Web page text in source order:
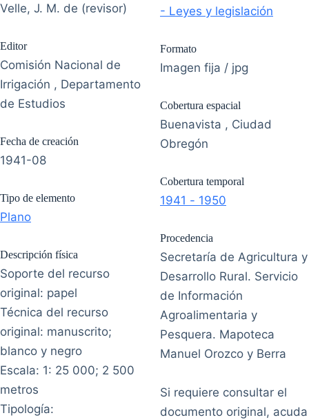
Velle, J. M. de (revisor)
Editor
Comisión Nacional de
Irrigación , Departamento
de Estudios
Fecha de creación
1941-08
Tipo de elemento
Plano
Descripción física
Soporte del recurso
original: papel
Técnica del recurso
original: manuscrito;
blanco y negro
Escala: 1: 25 000; 2 500
metros
Tipología:
- Leyes y legislación
Formato
Imagen fija / jpg
Cobertura espacial
Buenavista , Ciudad
Obregón
Cobertura temporal
1941 - 1950
Procedencia
Secretaría de Agricultura y
Desarrollo Rural. Servicio
de Información
Agroalimentaria y
Pesquera. Mapoteca
Manuel Orozco y Berra
Si requiere consultar el
documento original, acuda